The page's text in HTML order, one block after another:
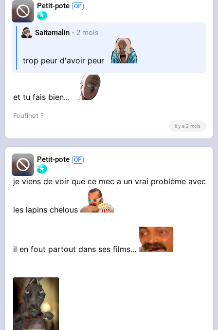
Petit-pote
Saitamalin 2 mois
trop peur d'avoir peur
et tu fais bien...
Foufinet ?
il y a 2 mois
Petit-pote
je viens de voir que ce mec a un vrai problème avec
les lapins chelous
il en fout partout dans ses films...